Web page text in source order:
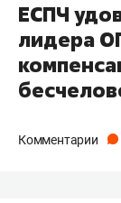
ЕСПЧ
лидера
Комментарии